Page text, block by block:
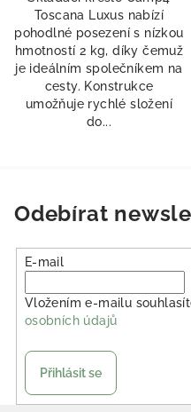
Toscana Luxus nabízí
pohodlné posezení s nízkou
hmotností 2 kg, díky čemuž
je ideálním společníkem na
cesty. Konstrukce
umožňuje rychlé složení
do...
Odebírat
E-mail
Vložením e-mailu
osobních údajů
Přihlásit se